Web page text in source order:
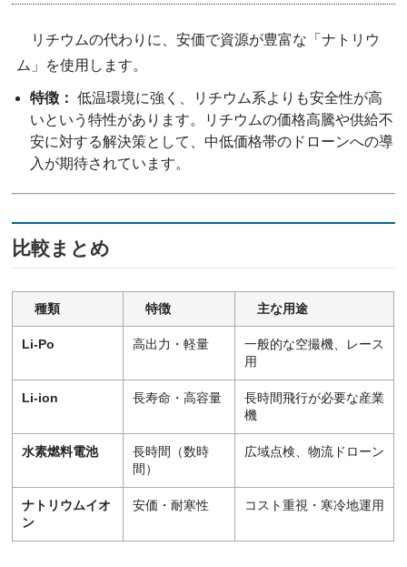
リチウムの代わりに、安価で資源が豊富な「ナトリウ
ム」を使用します。
特徴： 低温環境に強く、リチウム系よりも安全性が高
いという特性があります。リチウムの価格高騰や供給不
安に対する解決策として、中低価格帯のドローンへの導
入が期待されています。
比較まとめ
種類 特徴 主な用途
Li-Po 高出力・軽量
一般的な空撮機、レース
用
Li-ion 長寿命・高容量
長時間飛行が必要な産業
機
水素燃料電池
長時間（数時
間）
広域点検、物流ドローン
ナトリウムイオ
ン
安価・耐寒性 コスト重視・寒冷地運用